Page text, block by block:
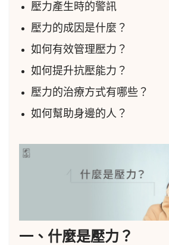
壓力產生時的警訊
壓力的成因是什麼？
如何有效管理壓力？
如何提升抗壓能力？
壓力的治療方式有哪些？
如何幫助身邊的人？
一、什麼是壓力？